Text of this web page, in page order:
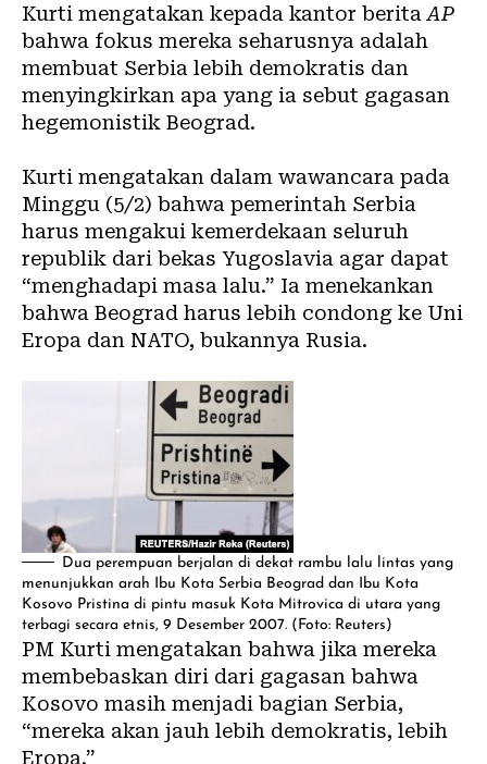
Kurti mengatakan kepada kantor beritaAP
bahwa fokus mereka seharusnya adalah
membuat Serbia lebih demokratis dan
menyingkirkan apa yang ia sebut gagasan
hegemonistik Beograd.
Kurti mengatakan dalam wawancara pada
Minggu (5/2) bahwa pemerintah Serbia
harus mengakui kemerdekaan seluruh
republik dari bekas Yugoslavia agar dapat
“menghadapi masa lalu.” Ia menekankan
bahwa Beograd harus lebih condong ke Uni
Eropa dan NATO, bukannya Rusia.
Dua perempuan berjalan di dekat rambu lalu lintas yang
menunjukkan arah Ibu Kota Serbia Beograd dan Ibu Kota
Kosovo Pristina di pintu masuk Kota Mitrovica di utara yang
terbagi secara etnis, 9 Desember 2007. (Foto: Reuters)
PM Kurti mengatakan bahwa jika mereka
membebaskan diri dari gagasan bahwa
Kosovo masih menjadi bagian Serbia,
“mereka akan jauh lebih demokratis, lebih
Eropa.”